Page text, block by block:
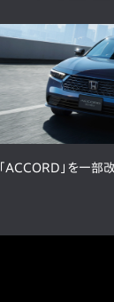
「ACCORD」を一部